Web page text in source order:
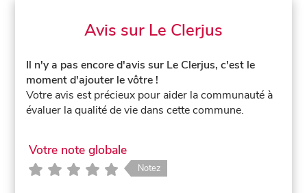
Avis sur Le Clerjus
Il n'y a pas encore d'avis sur Le Clerjus, c'est le
moment d'ajouter le vôtre !
Votre avis est précieux pour aider la communauté à
évaluer la qualité de vie dans cette commune.
Votre note globale
Notez